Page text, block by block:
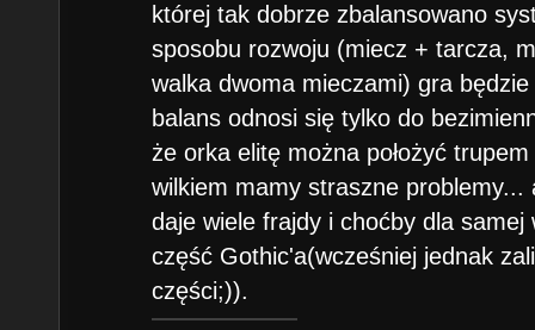
której tak dobrze zbalansowano
sposobu rozwoju (miecz + tarcza,
walka dwoma mieczami) gra
balans odnosi się tylko do
że orka elitę można położyć
wilkiem mamy straszne
daje wiele frajdy i choćby dla
część Gothic'a(wcześniej jednak
części;)).